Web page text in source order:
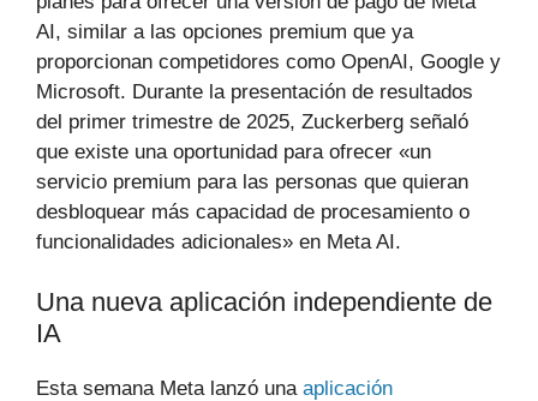
AI, similar a las opciones premium que ya
proporcionan competidores como OpenAI, Google y
Microsoft. Durante la presentación de resultados
del primer trimestre de 2025, Zuckerberg señaló
que existe una oportunidad para ofrecer «un
servicio premium para las personas que quieran
desbloquear más capacidad de procesamiento o
funcionalidades adicionales» en Meta AI.
Una nueva aplicación independiente de
IA
Esta semana Meta lanzó una aplicación